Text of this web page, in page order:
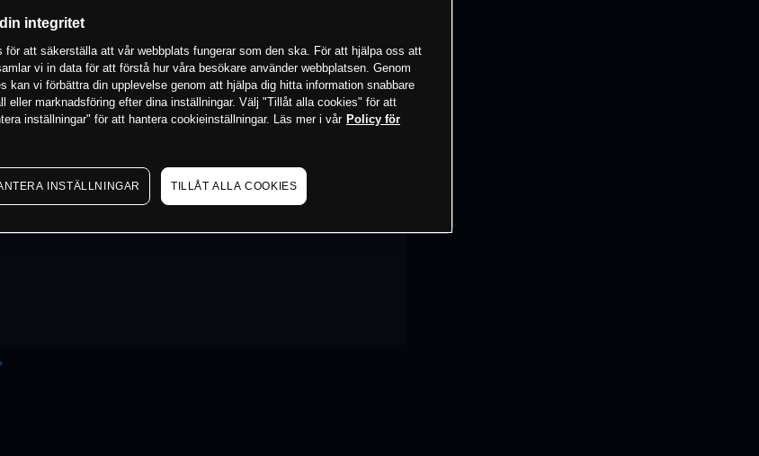
integritet
för att säkerställa att vår webbplats fungerar som den ska. För att hjälpa oss att
vi in data för att förstå hur våra besökare använder webbplatsen. Genom
kan vi förbättra din upplevelse genom att hjälpa dig hitta information snabbare
eller marknadsföring efter dina inställningar. Välj "Tillåt alla cookies" för att
inställningar" för att hantera cookieinställningar. Läs mer i vår Policy för
INSTÄLLNINGAR TILLÅT ALLA COOKIES